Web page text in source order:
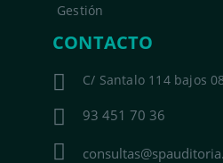
Gestión
CONTACTO
C/ Santalo 114 bajos
93 451 70 36